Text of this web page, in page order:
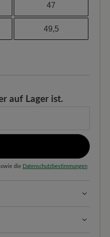
47
49,5
auf Lager ist.
die Datenschutzbestimmungen
Füße